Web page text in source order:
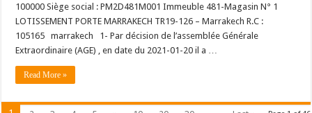
100000 Siège social : PM2D481M001 Immeuble 481-Magasin N° 1
LOTISSEMENT PORTE MARRAKECH TR19-126 – Marrakech R.C :
105165 marrakech 1- Par décision de l’assemblée Générale
Extraordinaire (AGE) , en date du 2021-01-20 il a …
Read More »